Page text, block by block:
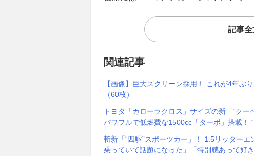
記事
関連記事
【画像】巨大スクリーン採用！ これが4年ぶ
（60枚）
トヨタ「カローラクロス」サイズの新「“ク
パワフルで低燃費な1500cc「ターボ」搭載！
斬新「“四駆”スポーツカー」！ 1.5リッター
乗っていて話題になった」「特別感あって好